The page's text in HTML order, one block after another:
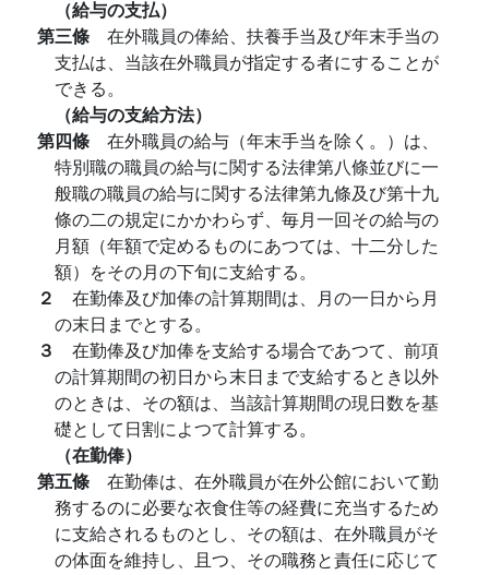
（給与の支払）
第三條 在外職員の俸給、扶養手当及び年末手当の
支払は、当該在外職員が指定する者にすることが
できる。
（給与の支給方法）
第四條 在外職員の給与（年末手当を除く。）は、
特別職の職員の給与に関する法律第八條並びに一
般職の職員の給与に関する法律第九條及び第十九
條の二の規定にかかわらず、毎月一回その給与の
月額（年額で定めるものにあつては、十二分した
額）をその月の下旬に支給する。
２ 在勤俸及び加俸の計算期間は、月の一日から月
の末日までとする。
３ 在勤俸及び加俸を支給する場合であつて、前項
の計算期間の初日から末日まで支給するとき以外
のときは、その額は、当該計算期間の現日数を基
礎として日割によつて計算する。
（在勤俸）
第五條 在勤俸は、在外職員が在外公館において勤
務するのに必要な衣食住等の経費に充当するため
に支給されるものとし、その額は、在外職員がそ
の体面を維持し、且つ、その職務と責任に応じて